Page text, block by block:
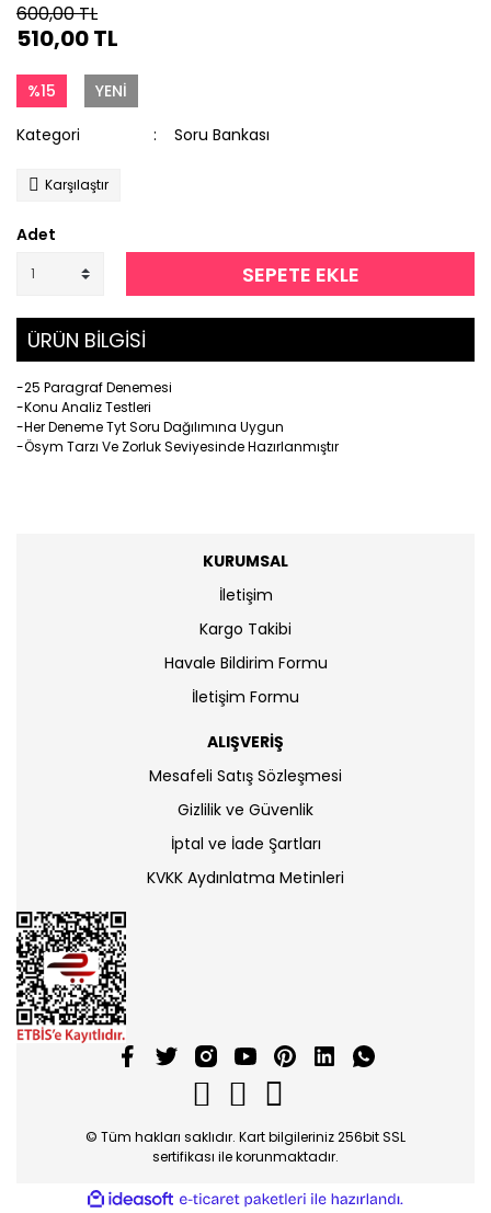
600,00 TL
510,00 TL
%15 YENİ
Kategori Soru Bankası
Karşılaştır
Adet
SEPETE EKLE
ÜRÜN BİLGİSİ
-25 Paragraf Denemesi
-Konu Analiz Testleri
-Her Deneme Tyt Soru Dağılımına Uygun
-Ösym Tarzı Ve Zorluk Seviyesinde Hazırlanmıştır
KURUMSAL
İletişim
Kargo Takibi
Havale Bildirim Formu
İletişim Formu
ALIŞVERİŞ
Mesafeli Satış Sözleşmesi
Gizlilik ve Güvenlik
İptal ve İade Şartları
KVKK Aydınlatma Metinleri
© Tüm hakları saklıdır. Kart bilgileriniz 256bit SSL
sertifikası ile korunmaktadır.
ideasoft
e-